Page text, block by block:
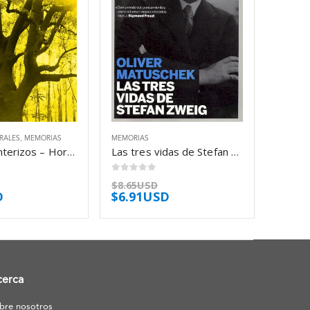
MEMORIAS
Textos fronterizos – Horacio Quiroga
MEMORIAS
Las tres vidas de Stefan Zweig – Oliver Matuschek
$8.65USD
$6.91USD
nosotros